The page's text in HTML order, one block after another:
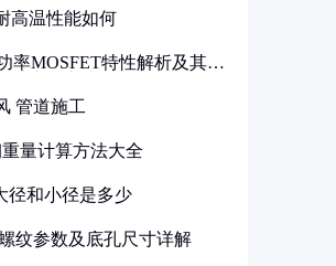
高温性能如何
率MOSFET特性解析及其在
管道施工
量计算方法大全
径和小径是多少
纹参数及底孔尺寸详解